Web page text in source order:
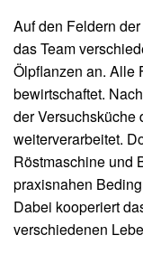
Auf den Feldern
das Team
Ölpflanzen an. Alle
bewirtschaftet.
der Versuchsküche
weiterverarbeitet.
Röstmaschine und
praxisnahen
Dabei kooperiert
verschiedenen